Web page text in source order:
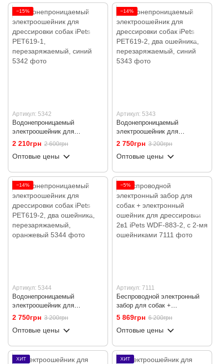
−15%
Артикул: 5342
Водонепроницаемый
электроошейник для
дрессировки собак iPets
PET619-1, перезаряжаемый,
синий
2 210грн 2 600грн
Оптовые цены
−14%
Артикул: 5343
Водонепроницаемый
электроошейник для
дрессировки собак iPets
PET619-2, два ошейника,
перезаряжаемый, синий
2 750грн 3 200грн
Оптовые цены
−14%
Артикул: 5344
Водонепроницаемый
электроошейник для
дрессировки собак iPets
PET619-2, два ошейника,
перезаряжаемый, оранжевый
2 750грн 3 200грн
Оптовые цены
−5%
Артикул: 7111
Беспроводной электронный
забор для собак +
электронный ошейник для
дрессировки 2в1 iPets WDF-
883-2, с 2-мя ошейниками
5 869грн 6 200грн
Оптовые цены
ХИТ
ХИТ